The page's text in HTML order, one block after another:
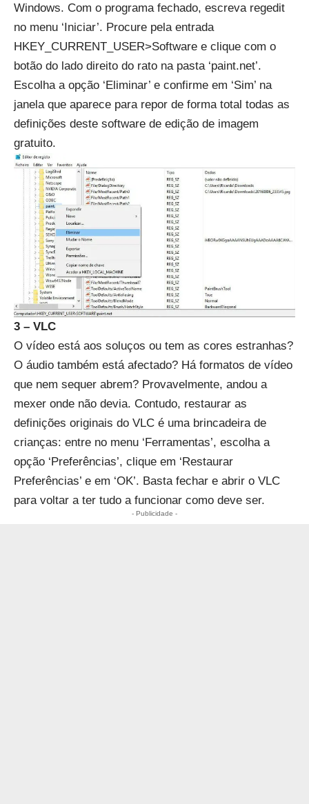
Windows. Com o programa fechado, escreva regedit
no menu ‘Iniciar’. Procure pela entrada
HKEY_CURRENT_USER>Software e clique com o
botão do lado direito do rato na pasta ‘paint.net’.
Escolha a opção ‘Eliminar’ e confirme em ‘Sim’ na
janela que aparece para repor de forma total todas as
definições deste software de edição de imagem
gratuito.
3 – VLC
O vídeo está aos soluços ou tem as cores estranhas?
O áudio também está afectado? Há formatos de vídeo
que nem sequer abrem? Provavelmente, andou a
mexer onde não devia. Contudo, restaurar as
definições originais do VLC é uma brincadeira de
crianças: entre no menu ‘Ferramentas’, escolha a
opção ‘Preferências’, clique em ‘Restaurar
Preferências’ e em ‘OK’. Basta fechar e abrir o VLC
para voltar a ter tudo a funcionar como deve ser.
- Publicidade -